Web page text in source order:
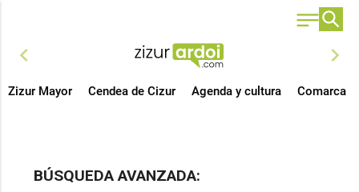
chevron_left chevron_right
Zizur Mayor Cendea de Cizur Agenda y cultura Comarca
BÚSQUEDA AVANZADA: